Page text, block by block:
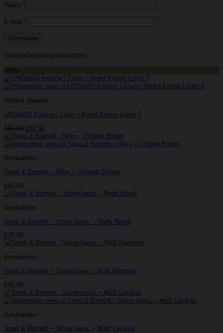
Naam *
E-mail *
Gerelateerde producten
-50%
Alfabet Jewelry
UNOde50 Ketting | Zilver | Bedel Kleine Letter F
€65.00 Oorspronkelijke
prijs
was:
€32.50Huidige
prijs
is:
Armbanden
Steel & Barnett – Riley – Vintage Brown
€40.00
Armbanden
Steel & Barnett – Stone basic – Night Black
€30.00
Armbanden
Steel & Barnett – Stone basic – Matt Rainbow
€30.00
Armbanden
Steel & Barnett – Stone basic – Matt Lavikite